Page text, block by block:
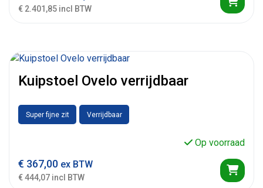
€ 2.401,85 incl BTW
Kuipstoel Ovelo verrijdbaar
Super fijne zit Verrijdbaar
Op voorraad
€ 367,00 ex BTW
€ 444,07 incl BTW